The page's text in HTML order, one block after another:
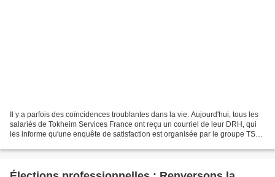
Il y a parfois des coïncidences troublantes dans la vie. Aujourd'hui, tous les
salariés de Tokheim Services France ont reçu un courriel de leur DRH, qui
les informe qu'une enquête de satisfaction est organisée par le groupe TSG.